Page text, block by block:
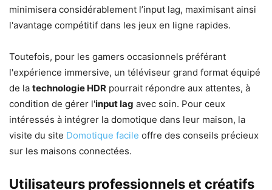
minimisera considérablement l’input lag, maximisant ainsi
l'avantage compétitif dans les jeux en ligne rapides.
Toutefois, pour les gamers occasionnels préférant
l'expérience immersive, un téléviseur grand format équipé
de la technologie HDR pourrait répondre aux attentes, à
condition de gérer l'input lag avec soin. Pour ceux
intéressés à intégrer la domotique dans leur maison, la
visite du site Domotique facile offre des conseils précieux
sur les maisons connectées.
Utilisateurs professionnels et créatifs